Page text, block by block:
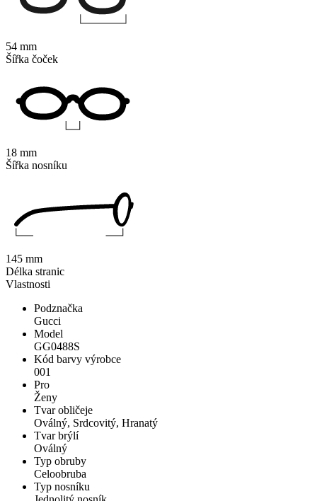
Vlastnosti
Podznačka
Gucci
Model
GG0488S
Kód barvy výrobce
001
Pro
Ženy
Tvar obličeje
Oválný, Srdcovitý, Hranatý
Tvar brýlí
Oválný
Typ obruby
Celoobruba
Typ nosníku
54 mm
Šířka čoček
18 mm
Šířka nosníku
145 mm
Délka stranic